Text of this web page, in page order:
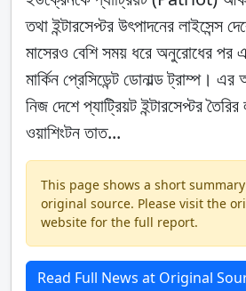
তথা ইন্টারসেপ্টর উৎপাদনের লাইসেন্স
মাসেরও বেশি সময় ধরে অনুরোধের পর
মার্কিন প্রেসিডেন্ট ডোনাল্ড ট্রাম্প।
নিজ দেশে প্যাট্রিয়ট ইন্টারসেপ্টর
ওয়াশিংটন তাত...
This page shows a short
original source. Please visit the
website for the full report.
Read Full News at Original